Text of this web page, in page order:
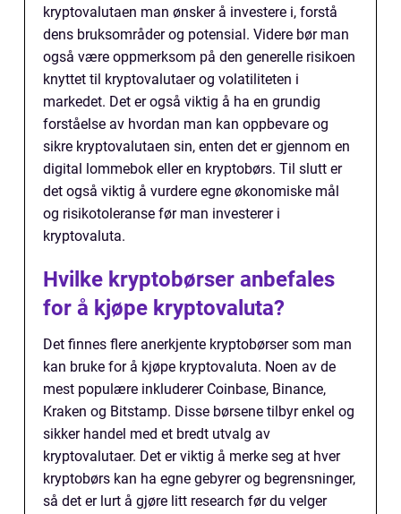
kryptovalutaen man ønsker å investere i, forstå
dens bruksområder og potensial. Videre bør man
også være oppmerksom på den generelle risikoen
knyttet til kryptovalutaer og volatiliteten i
markedet. Det er også viktig å ha en grundig
forståelse av hvordan man kan oppbevare og
sikre kryptovalutaen sin, enten det er gjennom en
digital lommebok eller en kryptobørs. Til slutt er
det også viktig å vurdere egne økonomiske mål
og risikotoleranse før man investerer i
kryptovaluta.
Hvilke kryptobørser anbefales
for å kjøpe kryptovaluta?
Det finnes flere anerkjente kryptobørser som man
kan bruke for å kjøpe kryptovaluta. Noen av de
mest populære inkluderer Coinbase, Binance,
Kraken og Bitstamp. Disse børsene tilbyr enkel og
sikker handel med et bredt utvalg av
kryptovalutaer. Det er viktig å merke seg at hver
kryptobørs kan ha egne gebyrer og begrensninger,
så det er lurt å gjøre litt research før du velger